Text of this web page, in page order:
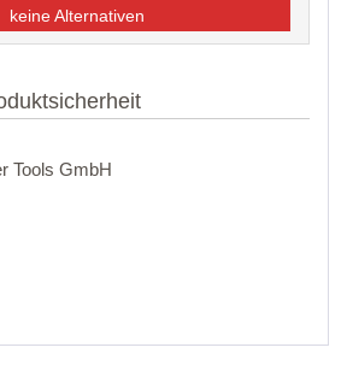
keine Alternativen
Tools GmbH